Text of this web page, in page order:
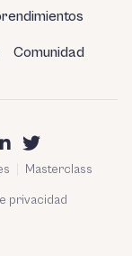
Comunidad
Masterclass
privacidad